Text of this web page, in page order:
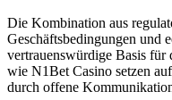
Die Kombination aus
Geschäftsbedingungen und
vertrauenswürdige Basis für
wie N1Bet Casino setzen
durch offene